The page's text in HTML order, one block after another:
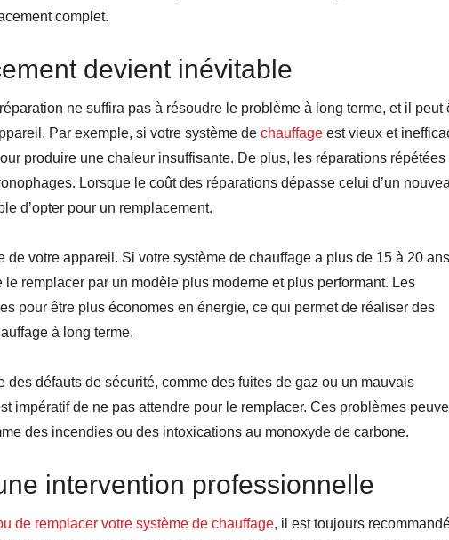
complet.
devient inévitable
ne suffira pas à résoudre le problème à long terme, et il peut
Par exemple, si votre système de chauffage est vieux et
produire une chaleur insuffisante. De plus, les réparations répétées
Lorsque le coût des réparations dépasse celui d’un
d’opter pour un remplacement.
de votre appareil. Si votre système de chauffage a plus de 15 à 20
remplacer par un modèle plus moderne et plus performant. Les
pour être plus économes en énergie, ce qui permet de réaliser des
à long terme.
des défauts de sécurité, comme des fuites de gaz ou un mauvais
impératif de ne pas attendre pour le remplacer. Ces problèmes
des incendies ou des intoxications au monoxyde de carbone.
intervention professionnelle
de remplacer votre système de chauffage, il est toujours